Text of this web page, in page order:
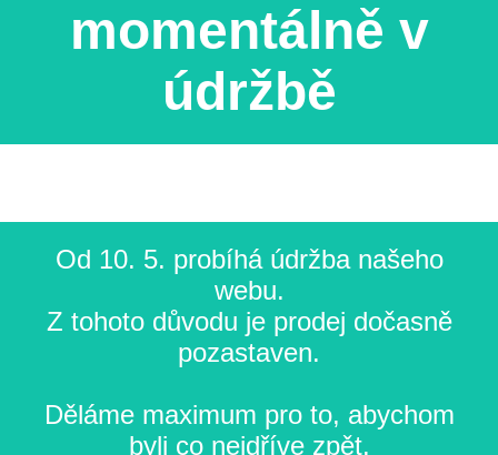
momentálně v
údržbě
Od 10. 5. probíhá údržba našeho
webu.
Z tohoto důvodu je prodej dočasně
pozastaven.
Děláme maximum pro to, abychom
byli co nejdříve zpět.